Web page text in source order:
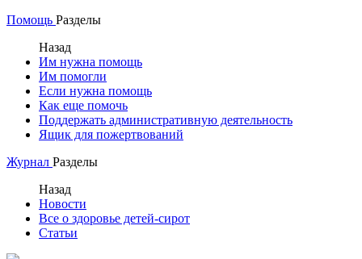
Помощь Разделы
Назад
Им нужна помощь
Им помогли
Если нужна помощь
Как еще помочь
Поддержать административную деятельность
Ящик для пожертвований
Журнал Разделы
Назад
Новости
Все о здоровье детей-сирот
Статьи